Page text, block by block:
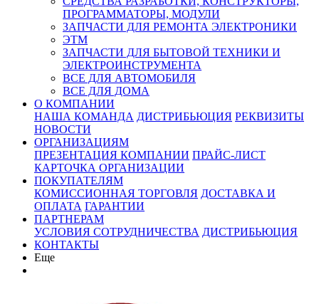
ПРОГРАММАТОРЫ, МОДУЛИ
ЗАПЧАСТИ ДЛЯ РЕМОНТА ЭЛЕКТРОНИКИ
ЭТМ
ЗАПЧАСТИ ДЛЯ БЫТОВОЙ ТЕХНИКИ И
ЭЛЕКТРОИНСТРУМЕНТА
ВСЕ ДЛЯ АВТОМОБИЛЯ
ВСЕ ДЛЯ ДОМА
О КОМПАНИИ
НАША КОМАНДА ДИСТРИБЬЮЦИЯ РЕКВИЗИТЫ
НОВОСТИ
ОРГАНИЗАЦИЯМ
ПРЕЗЕНТАЦИЯ КОМПАНИИ ПРАЙС-ЛИСТ
КАРТОЧКА ОРГАНИЗАЦИИ
ПОКУПАТЕЛЯМ
КОМИССИОННАЯ ТОРГОВЛЯ ДОСТАВКА И
ОПЛАТА ГАРАНТИИ
ПАРТНЕРАМ
УСЛОВИЯ СОТРУДНИЧЕСТВА ДИСТРИБЬЮЦИЯ
КОНТАКТЫ
Еще